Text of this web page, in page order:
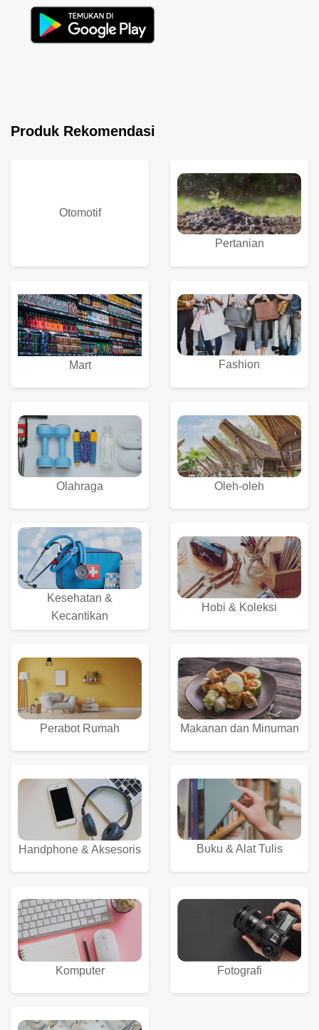
Produk Rekomendasi
Otomotif
Pertanian
Mart Fashion
Olahraga Oleh-oleh
Kesehatan &
Kecantikan
Hobi & Koleksi
Perabot Rumah Makanan dan Minuman
Handphone & Aksesoris Buku & Alat Tulis
Komputer Fotografi